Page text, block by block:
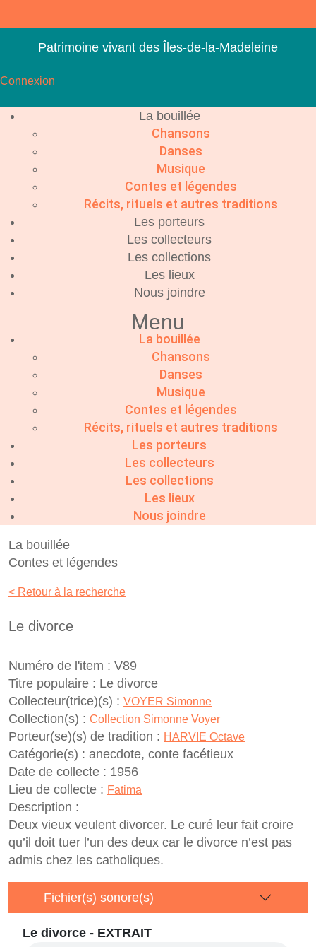
contenu
Patrimoine vivant des Îles-de-la-Madeleine
Connexion
La bouillée
Chansons
Danses
Musique
Contes et légendes
Récits, rituels et autres traditions
Les porteurs
Les collecteurs
Les collections
Les lieux
Nous joindre
Menu
La bouillée
Chansons
Danses
Musique
Contes et légendes
Récits, rituels et autres traditions
Les porteurs
Les collecteurs
Les collections
Les lieux
Nous joindre
La bouillée
Contes et légendes
< Retour à la recherche
Le divorce
Numéro de l'item : V89
Titre populaire : Le divorce
Collecteur(trice)(s) : VOYER Simonne
Collection(s) : Collection Simonne Voyer
Porteur(se)(s) de tradition : HARVIE Octave
Catégorie(s) : anecdote, conte facétieux
Date de collecte : 1956
Lieu de collecte : Fatima
Description :
Deux vieux veulent divorcer. Le curé leur fait croire
qu’il doit tuer l’un des deux car le divorce n’est pas
admis chez les catholiques.
Fichier(s) sonore(s)
Le divorce - EXTRAIT